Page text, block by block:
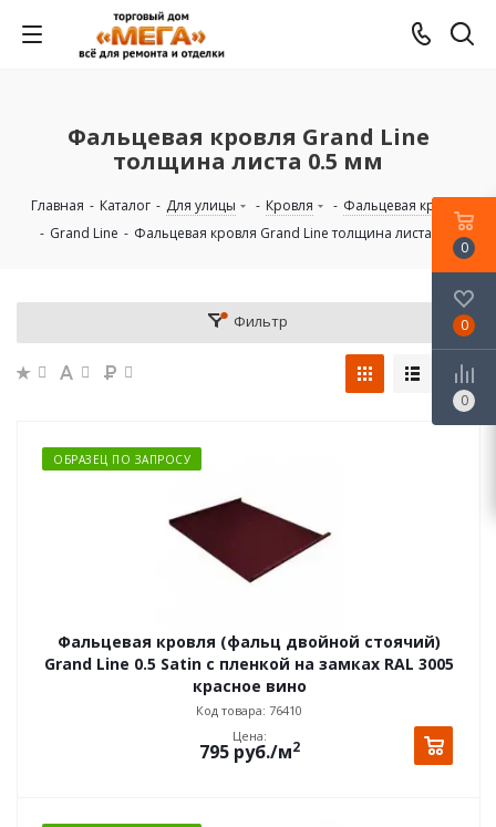
Фальцевая кровля Grand Line
толщина листа 0.5 мм
Главная - Каталог - Для улицы - Кровля - Фальцевая кровля
- Grand Line - Фальцевая кровля Grand Line толщина листа 0.5 мм
Фильтр
ОБРАЗЕЦ ПО ЗАПРОСУ
Фальцевая кровля (фальц двойной стоячий)
Grand Line 0.5 Satin с пленкой на замках RAL 3005
красное вино
Код товара: 76410
Цена:
795руб./м2
0
0
0